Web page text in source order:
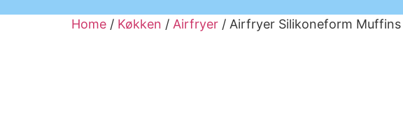
Home / Køkken / Airfryer / Airfryer Silikoneform Muffins